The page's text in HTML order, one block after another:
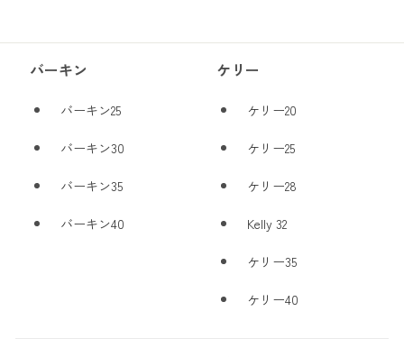
バーキン
バーキン25
バーキン30
バーキン35
バーキン40
ケリー
ケリー20
ケリー25
ケリー28
Kelly 32
ケリー35
ケリー40